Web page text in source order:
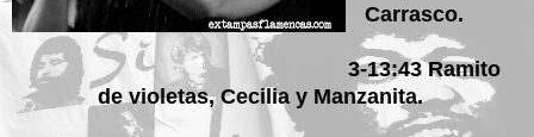
Carrasco.
3-13:43 Ramito
de violetas, Cecilia y Manzanita.